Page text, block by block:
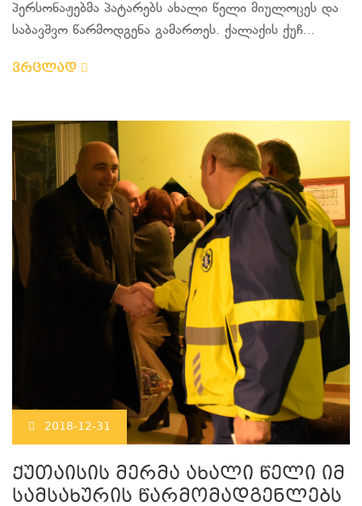
პერსონაჟებმა პატარებს ახალი წელი მიულოცეს და
საბავშვო წარმოდგენა გამართეს. ქალაქის ქუჩ...
ვრცლად
2018-12-31
ქუთაისის მერმა ახალი წელი იმ
სამსახურის წარმომადგენლებს